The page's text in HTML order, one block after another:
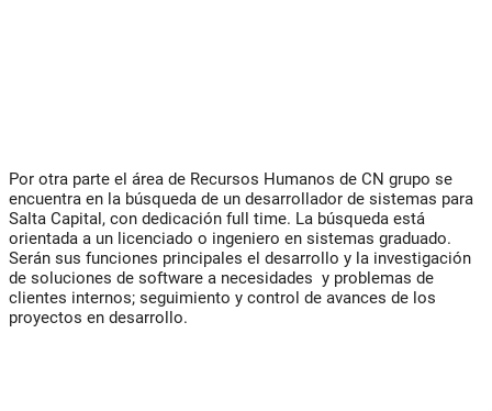
Por otra parte el área de Recursos Humanos de CN grupo se
encuentra en la búsqueda de un desarrollador de sistemas para
Salta Capital, con dedicación full time. La búsqueda está
orientada a un licenciado o ingeniero en sistemas graduado.
Serán sus funciones principales el desarrollo y la investigación
de soluciones de software a necesidades y problemas de
clientes internos; seguimiento y control de avances de los
proyectos en desarrollo.